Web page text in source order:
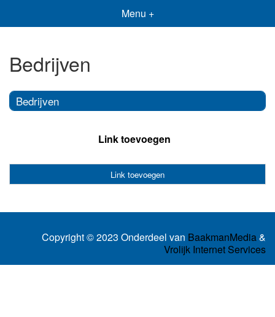
Menu +
Bedrijven
Bedrijven
Link toevoegen
Link toevoegen
Copyright © 2023 Onderdeel van BaakmanMedia&
Vrolijk Internet Services